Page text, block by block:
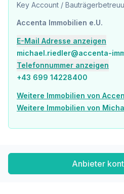
Arzt <175m
Apotheke <350m
Krankenhaus <300m
Kinder & Schulen
Schule <125m
Kindergarten <150m
Universität <625m
Höhere Schule <600m
Einkaufszentrum <575m
Sonstige
Key Account /
Accenta Immobilien e.U.
E-Mail Adresse anzeigen
michael.riedler@accenta-
Telefonnummer anzeigen
+43 699 14228400
Weitere Immobilien von
Weitere Immobilien von
Anbieter